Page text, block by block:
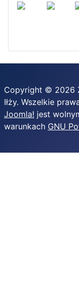
Copyright © 2026
Iłży. Wszelkie
Joomla! jest
warunkach GNU